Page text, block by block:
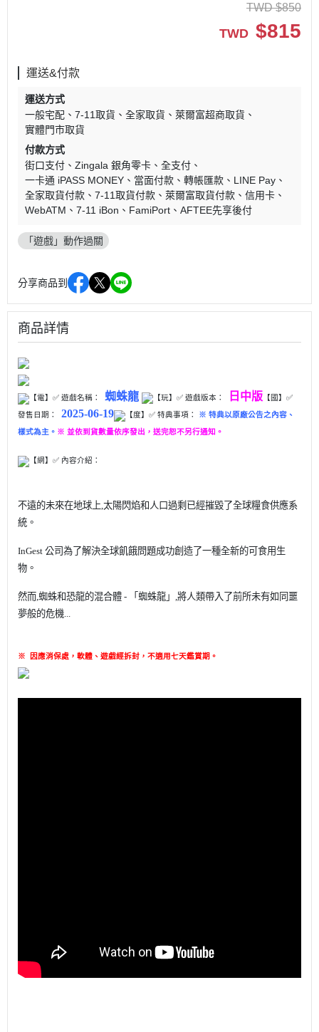
TWD $850
TWD $815
運送&付款
運送方式
一般宅配
7-11取貨 全家取貨
萊爾富超商取貨
實體門市取貨
付款方式
街口支付
Zingala 銀角零卡
全支付
一卡通 iPASS MONEY
當面付款 轉帳匯款
LINE Pay
全家取貨付款
7-11取貨付款 萊爾富取貨付款
信用卡
WebATM
7-11 iBon FamiPort AFTEE先享後付
「遊戲」動作過關
分享商品到
商品詳情
【電】✅ 遊戲名稱： 蜘蛛龍 【玩】 ✅ 遊戲版本： 日中版 【國】✅
發售日期： 2025-06-19 【度】✅ 特典事項： ※ 特典以原廠公告之內容、
樣式為主。 ※ 並依到貨數量依序發出，送完恕不另行通知。
【網】✅ 內容介紹：
不遠的未來在地球上,太陽閃焰和人口過剩已經摧毀了全球糧食供應系
統。
InGest 公司為了解決全球飢餓問題成功創造了一種全新的可食用生
物。
然而,蜘蛛和恐龍的混合體 - 「蜘蛛龍」,將人類帶入了前所未有如同噩
夢般的危機...
※ 因應消保處，軟體、遊戲經拆封，不適用七天鑑賞期 。